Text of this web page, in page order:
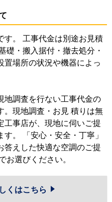
す。 工事代金は別途お見積
礎・搬入据付・撤去処分・
置場所の状況や機器によっ
地調査を行ない工事代金の
。現地調査・お見 積りは無
工事店が、現地に伺いご提
。 「安心・安全・丁寧」
答えした快適な空調のご提
お選びください。
くはこちら